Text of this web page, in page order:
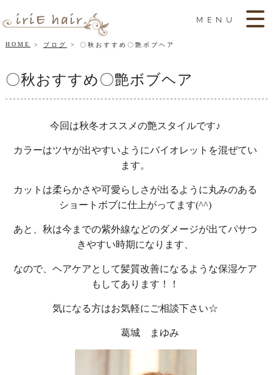
MENU
HOME ブログ 〇秋おすすめ〇艶ボブヘア
〇秋おすすめ〇艶ボブヘア
今回は秋冬オススメの艶スタイルです♪
カラーはツヤが出やすいようにバイオレットを混ぜてい
ます。
カットは柔らかさや可愛らしさが出るように丸みのある
ショートボブに仕上がってます(^^)
あと、秋は今までの紫外線などのダメージが出てパサつ
きやすい時期になります、
なので、ヘアケアとして髪質改善になるような保湿ケア
もしてあります！！
気になる方はお気軽にご相談下さい☆
葛城 まゆみ